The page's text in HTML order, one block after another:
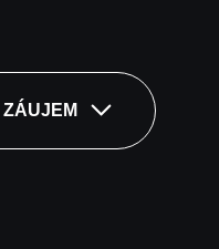
ZÁUJEM